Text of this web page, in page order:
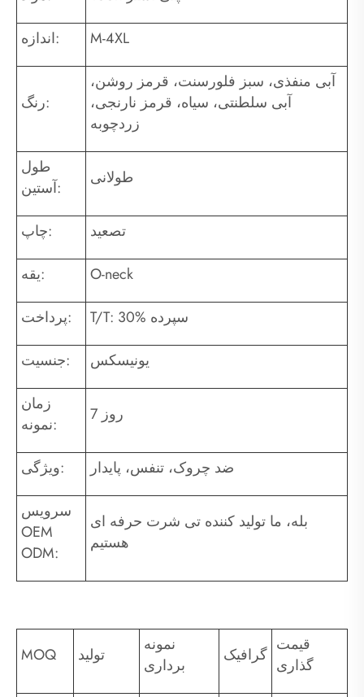
اندازه: M-4XL
رنگ:
آبی منفذی، سبز فلورسنت، قرمز روشن،
آبی سلطنتی، سیاه، قرمز نارنجی،
زردچوبه
طول
آستین:
طولانی
چاپ: تصعید
یقه: O-neck
پرداخت: T/T: 30% سپرده
جنسیت: یونیسکس
زمان
نمونه:
7 روز
ویژگی: ضد چروک، تنفس، پایدار
سرویس
OEM
ODM:
بله، ما تولید کننده تی شرت حرفه ای
هستیم
MOQ تولید
نمونه
برداری
گرافیک قیمت
گذاری